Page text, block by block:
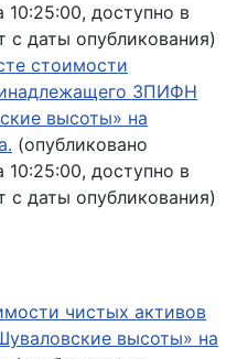
10:25:00, доступно в
с даты опубликования)
стоимости
ЗПИФН
высоты» на
(опубликовано
10:25:00, доступно в
с даты опубликования)
чистых активов
высоты» на